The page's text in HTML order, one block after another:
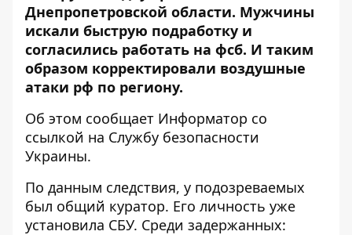
Днепропетровской области. Мужчины
искали быструю подработку и
согласились работать на фсб. И таким
образом корректировали воздушные
атаки рф по региону.
Об этом сообщает Информатор со
ссылкой на Службу безопасности
Украины.
По данным следствия, у подозреваемых
был общий куратор. Его личность уже
установила СБУ. Среди задержанных: